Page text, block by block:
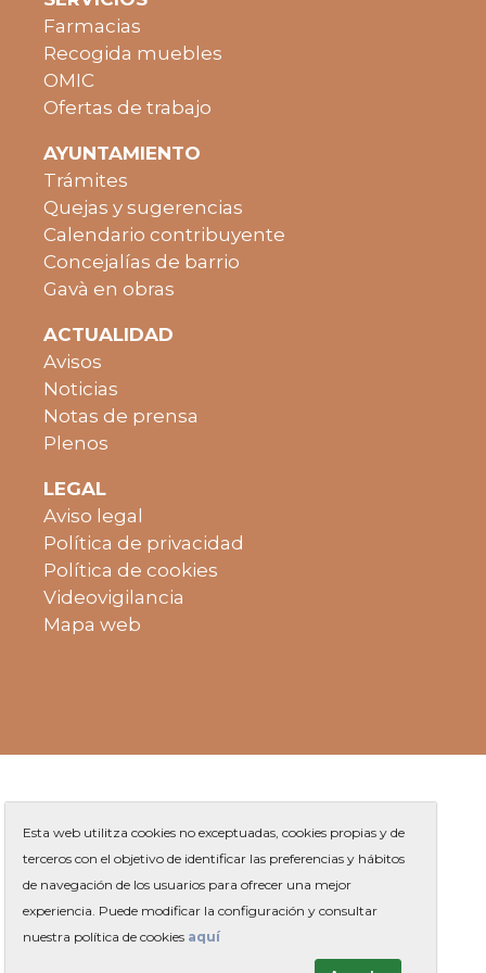
Haremos visitas periódicas a los establecimientos para
hablar directamente con ustedes.
Teléfono de contacto del departamento de obras: 93 263
91 00 ej. 9368
Mail de contacto del departamento de obras:
projectesedificacio@gava.cat
Turismo y Ferias:comercifires@gava.cat
Farmacias
Recogida muebles
OMIC
Ofertas de trabajo
AYUNTAMIENTO
Trámites
Quejas y sugerencias
Calendario contribuyente
Concejalías de barrio
Gavà en obras
ACTUALIDAD
Avisos
Noticias
Notas de prensa
Plenos
LEGAL
Aviso legal
Política de privacidad
Política de cookies
Videovigilancia
Mapa web
Plaza de Jaume Balmes s/n
93 263 91 00
Esta web utilitza cookies no exceptuadas, cookies propias y de
terceros con el objetivo de identificar las preferencias y hábitos
de navegación de los usuarios para ofrecer una mejor
experiencia. Puede modificar la configuración y consultar
nuestra política de cookies aquí